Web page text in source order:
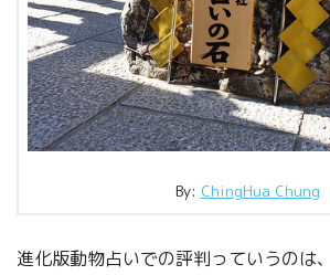
By: ChingHua Chung
進化版動物占いでの評判っていうのは、